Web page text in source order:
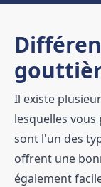
Il existe
lesquelles vous
sont l'un des
offrent une
également